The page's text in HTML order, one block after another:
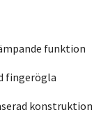
funktion
fingerögla
konstruktion